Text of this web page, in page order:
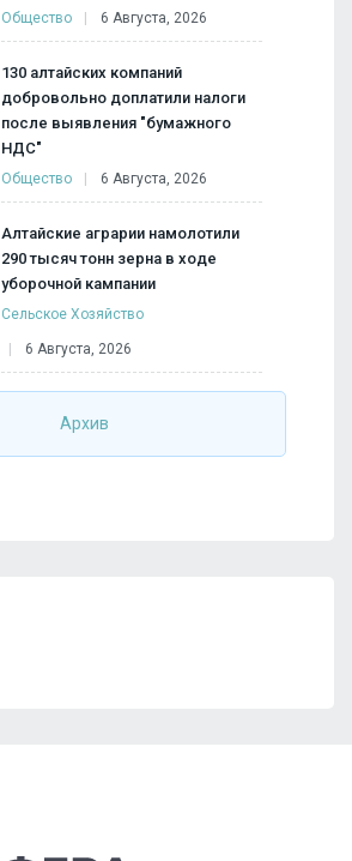
Общество 6 Августа, 2026
130 алтайских компаний
добровольно доплатили налоги
после выявления "бумажного
НДС"
Общество 6 Августа, 2026
Алтайские аграрии намолотили
290 тысяч тонн зерна в ходе
уборочной кампании
Сельское Хозяйство
6 Августа, 2026
Архив